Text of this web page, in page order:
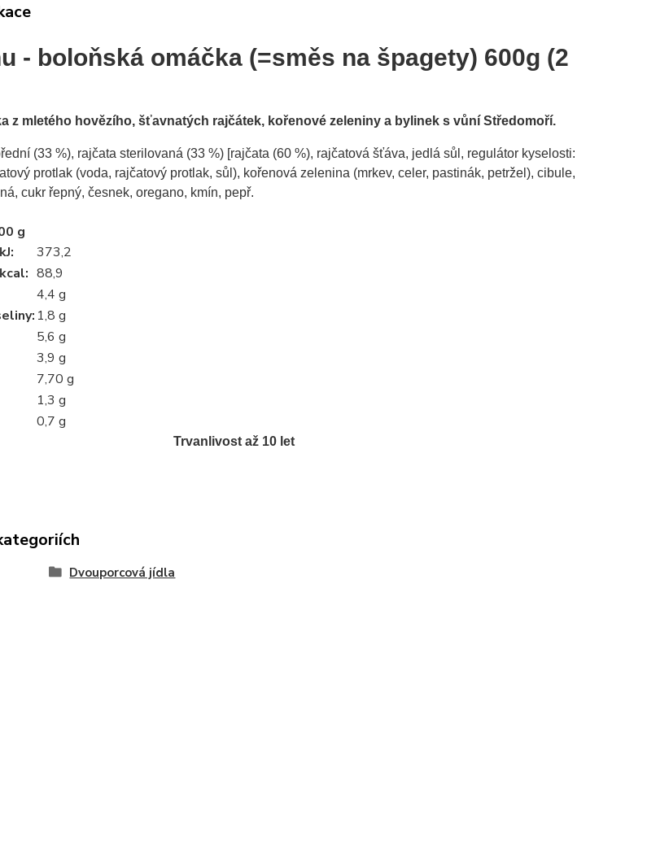
- boloňská omáčka (=směs na špagety) 600g (2
z mletého hovězího, šťavnatých rajčátek, kořenové zeleniny a bylinek s vůní Středomoří.
(33 %), rajčata sterilovaná (33 %) [rajčata (60 %), rajčatová šťáva, jedlá sůl, regulátor kyselosti:
protlak (voda, rajčatový protlak, sůl), kořenová zelenina (mrkev, celer, pastinák, petržel), cibule,
cukr řepný, česnek, oregano, kmín, pepř.
g
:
373,2
: 88,9
4,4 g
: 1,8 g
5,6 g
3,9 g
7,70 g
1,3 g
0,7 g
Trvanlivost až 10 let
Dvouporcová jídla